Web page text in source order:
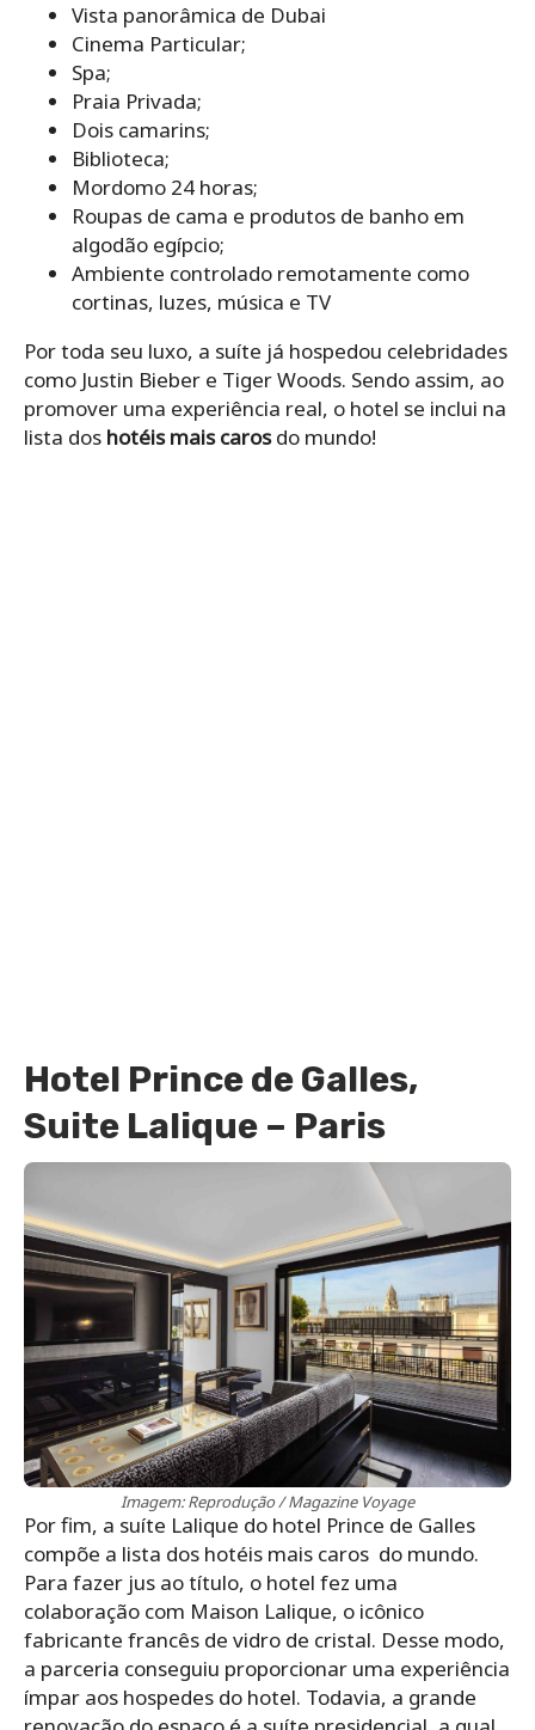
Vista panorâmica de Dubai
Cinema Particular;
Spa;
Praia Privada;
Dois camarins;
Biblioteca;
Mordomo 24 horas;
Roupas de cama e produtos de banho em
algodão egípcio;
Ambiente controlado remotamente como
cortinas, luzes, música e TV
Por toda seu luxo, a suíte já hospedou celebridades
como Justin Bieber e Tiger Woods. Sendo assim, ao
promover uma experiência real, o hotel se inclui na
lista dos hotéis mais carosdo mundo!
Hotel Prince de Galles,
Suite Lalique – Paris
Imagem: Reprodução / Magazine Voyage
Por fim, a suíte Lalique do hotel Prince de Galles
compõe a lista dos hotéis mais caros do mundo.
Para fazer jus ao título, o hotel fez uma
colaboração com Maison Lalique, o icônico
fabricante francês de vidro de cristal. Desse modo,
a parceria conseguiu proporcionar uma experiência
ímpar aos hospedes do hotel. Todavia, a grande